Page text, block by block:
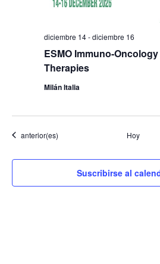
ESMO Immuno-
Therapies
diciembre 14-diciembre 16
Milán Italia
Eventos
anterior(es) Hoy
Suscribirse al